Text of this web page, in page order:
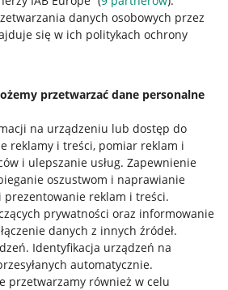
danych osobowych przez
się w ich politykach ochrony
przetwarzać dane personalne
na urządzeniu lub dostęp do
reklamy i treści, pomiar reklam i
i ulepszanie usług. Zapewnienie
oszustwom i naprawianie
prezentowanie reklam i treści.
prywatności oraz informowanie
danych z innych źródeł.
. Identyfikacja urządzeń na
automatycznie.
przetwarzamy również w celu